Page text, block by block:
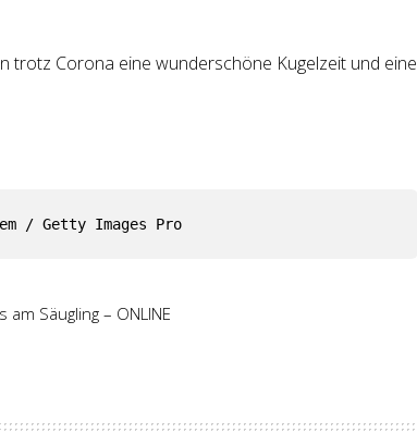
trotz Corona eine wunderschöne Kugelzeit und eine
/ Getty Images Pro
Säugling – ONLINE